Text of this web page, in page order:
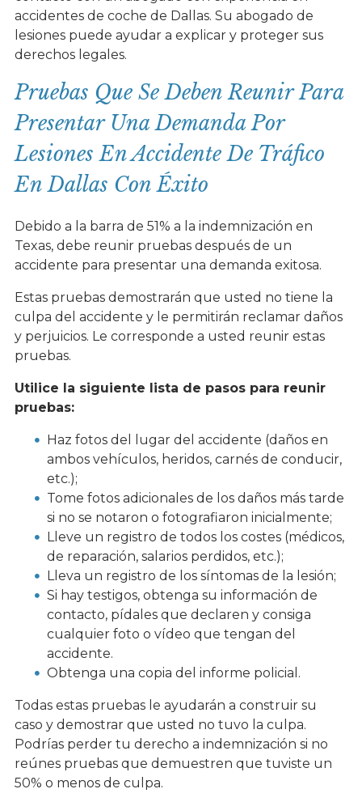
accidentes de coche de Dallas. Su abogado de
lesiones puede ayudar a explicar y proteger sus
derechos legales.
Pruebas Que Se Deben Reunir Para
Presentar Una Demanda Por
Lesiones En Accidente De Tráfico
En Dallas Con Éxito
Debido a la barra de 51% a la indemnización en
Texas, debe reunir pruebas después de un
accidente para presentar una demanda exitosa.
Estas pruebas demostrarán que usted no tiene la
culpa del accidente y le permitirán reclamar daños
y perjuicios. Le corresponde a usted reunir estas
pruebas.
Utilice la siguiente lista de pasos para reunir
pruebas:
Haz fotos del lugar del accidente (daños en
ambos vehículos, heridos, carnés de conducir,
etc.);
Tome fotos adicionales de los daños más tarde
si no se notaron o fotografiaron inicialmente;
Lleve un registro de todos los costes (médicos,
de reparación, salarios perdidos, etc.);
Lleva un registro de los síntomas de la lesión;
Si hay testigos, obtenga su información de
contacto, pídales que declaren y consiga
cualquier foto o vídeo que tengan del
accidente.
Obtenga una copia del informe policial.
Todas estas pruebas le ayudarán a construir su
caso y demostrar que usted no tuvo la culpa.
Podrías perder tu derecho a indemnización si no
reúnes pruebas que demuestren que tuviste un
50% o menos de culpa.